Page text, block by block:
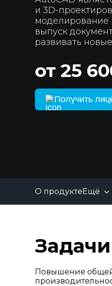
и 3D-
моделирование
выпуск
развивать
от 25
Получить
О продуктеЕщё
Задачи
Повышение